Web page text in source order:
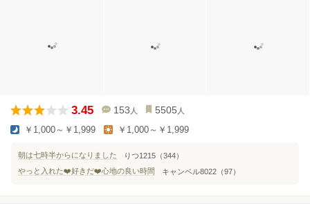
3.45 153 人 5505 人
￥1,000～￥1,999 ￥1,000～￥1,999
朝は七時半からになりました
りつ1215（344）
やっと入れた❤️好きだ❤️心地の良い時間
キャンベル8022（97）